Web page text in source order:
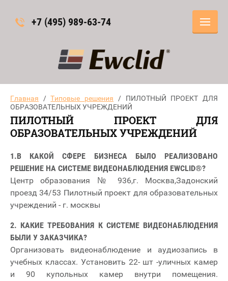
+7 (495) 989-63-74
Главная /Типовые решения / ПИЛОТНЫЙ ПРОЕКТ ДЛЯ
ОБРАЗОВАТЕЛЬНЫХ УЧРЕЖДЕНИЙ
ПИЛОТНЫЙ ПРОЕКТ ДЛЯ
ОБРАЗОВАТЕЛЬНЫХ УЧРЕЖДЕНИЙ
1.В КАКОЙ СФЕРЕ БИЗНЕСА БЫЛО РЕАЛИЗОВАНО
РЕШЕНИЕ НА СИСТЕМЕ ВИДЕОНАБЛЮДЕНИЯ EWCLID®?
Центр образования № 936,г. Москва,Задонский
проезд 34/53 Пилотный проект для образовательных
учреждений - г. москвы
2. КАКИЕ ТРЕБОВАНИЯ К СИСТЕМЕ ВИДЕОНАБЛЮДЕНИЯ
БЫЛИ У ЗАКАЗЧИКА?
Организовать видеонаблюдение и аудиозапись в
учебных классах. Установить 22- шт -уличных камер
и 90 купольных камер внутри помещения.